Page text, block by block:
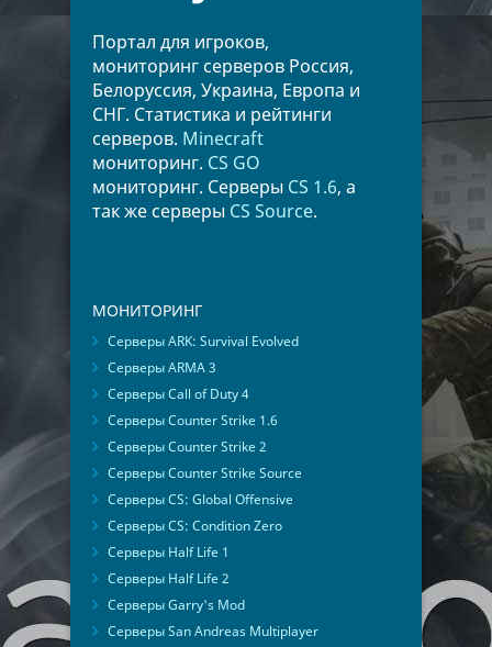
Портал для игроков,
мониторинг серверов Россия,
Белоруссия, Украина, Европа и
СНГ. Статистика и рейтинги
серверов. Minecraft
мониторинг. CS GO
мониторинг. Серверы CS 1.6, а
так же серверы CS Source.
МОНИТОРИНГ
Серверы ARK: Survival Evolved
Серверы ARMA 3
Серверы Call of Duty 4
Серверы Counter Strike 1.6
Серверы Counter Strike 2
Серверы Counter Strike Source
Серверы CS: Global Offensive
Серверы CS: Condition Zero
Серверы Half Life 1
Серверы Half Life 2
Серверы Garry's Mod
Серверы San Andreas Multiplayer